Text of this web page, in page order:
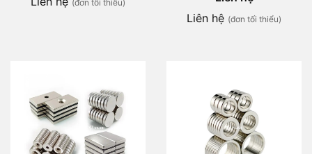
(đơn tối thiểu)
Liên hệ (đơn tối thiểu)